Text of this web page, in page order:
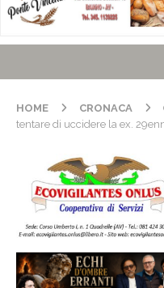
HOME CRONACA
tentare di uccidere la ex.